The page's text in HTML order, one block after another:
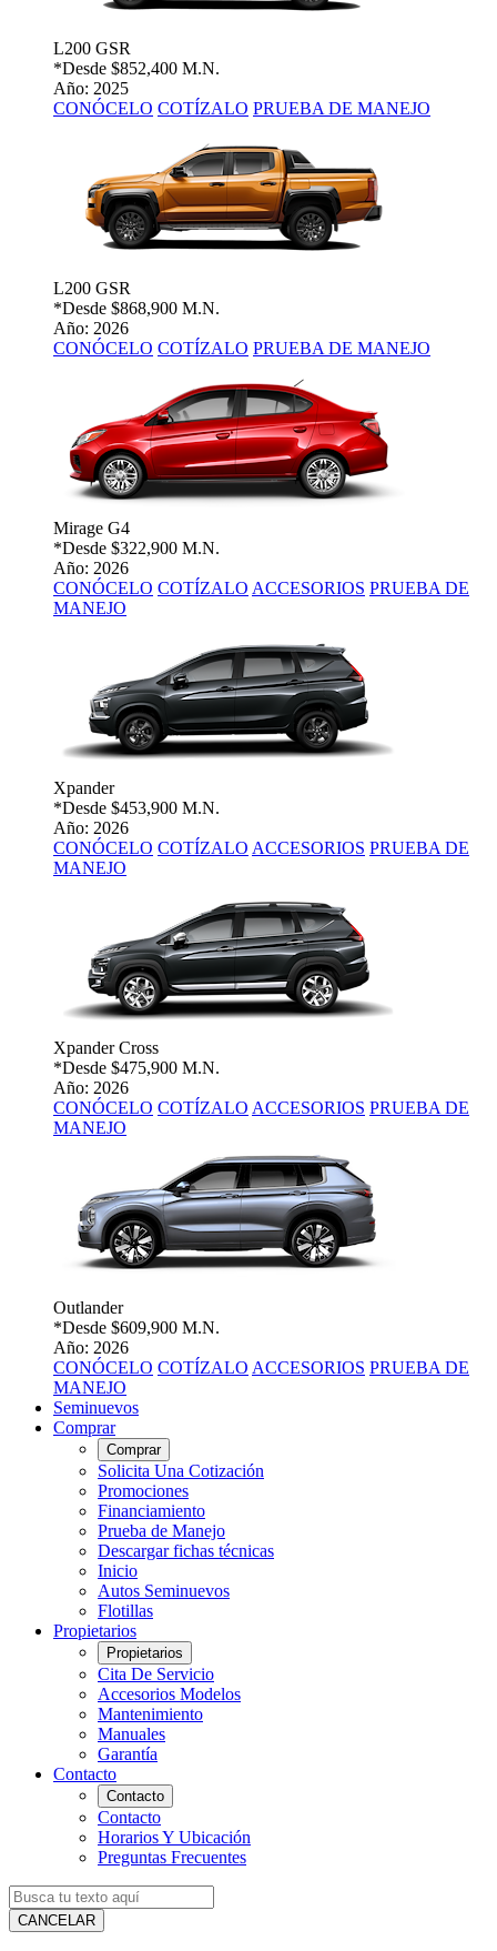
L200 GSR
*Desde $852,400 M.N.
Año: 2025
CONÓCELO COTÍZALO PRUEBA DE MANEJO
L200 GSR
*Desde $868,900 M.N.
Año: 2026
CONÓCELO COTÍZALO PRUEBA DE MANEJO
Mirage G4
*Desde $322,900 M.N.
Año: 2026
CONÓCELO COTÍZALO ACCESORIOS PRUEBA DE
MANEJO
Xpander
*Desde $453,900 M.N.
Año: 2026
CONÓCELO COTÍZALO ACCESORIOS PRUEBA DE
MANEJO
Xpander Cross
*Desde $475,900 M.N.
Año: 2026
CONÓCELO COTÍZALO ACCESORIOS PRUEBA DE
MANEJO
Outlander
*Desde $609,900 M.N.
Año: 2026
CONÓCELO COTÍZALO ACCESORIOS PRUEBA DE
MANEJO
Seminuevos
Comprar
Comprar
Solicita Una Cotización
Promociones
Financiamiento
Prueba de Manejo
Descargar fichas técnicas
Inicio
Autos Seminuevos
Flotillas
Propietarios
Propietarios
Cita De Servicio
Accesorios Modelos
Mantenimiento
Manuales
Garantía
Contacto
Contacto
Contacto
Horarios Y Ubicación
Preguntas Frecuentes
CANCELAR